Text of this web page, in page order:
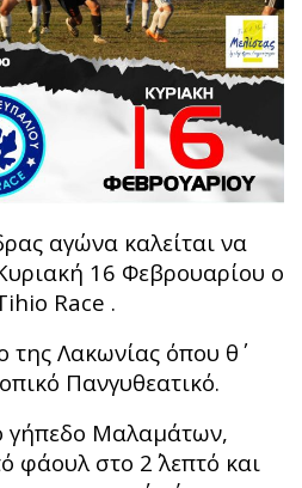
αγώνα καλείται να
16 Φεβρουαρίου ο
Race .
της Λακωνίας όπου θ΄
Πανγυθεατικό.
γήπεδο Μαλαμάτων,
φάουλ στο 2΄ λεπτό και